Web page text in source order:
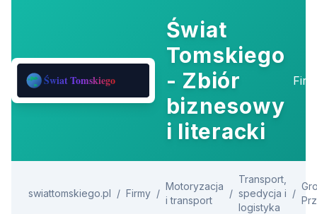
Świat
Tomskiego
- Zbiór
biznesowy
i literacki
swiattomskiego.pl / Firmy /
Motoryzacja
i transport
/
Transport,
spedycja i
logistyka
/